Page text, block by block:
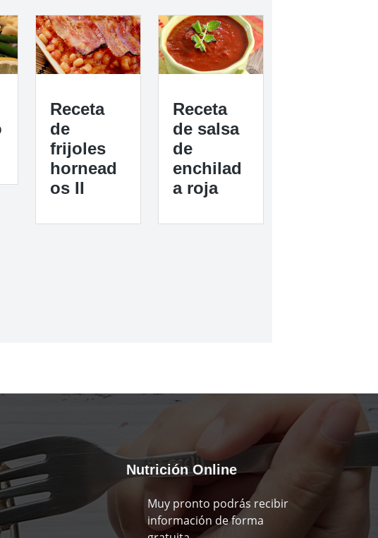
Receta
de
frijoles
hornead
os II
Receta
de salsa
de
enchilad
a roja
Nutrición Online
Muy pronto podrás recibir
información de forma